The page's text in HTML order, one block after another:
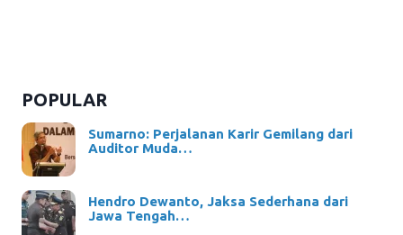
POPULAR
Sumarno: Perjalanan Karir Gemilang dari
Auditor Muda…
Hendro Dewanto, Jaksa Sederhana dari
Jawa Tengah…